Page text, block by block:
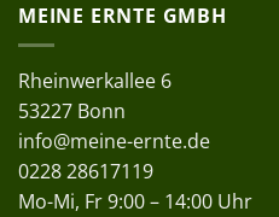
MEINE ERNTE GMBH
Rheinwerkallee 6
53227 Bonn
info@meine-ernte.de
0228 28617119
Mo-Mi, Fr 9:00 – 14:00 Uhr